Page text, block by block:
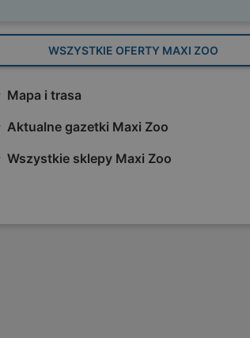
WSZYSTKIE OFERTY MAXI ZOO
Mapa i trasa
Aktualne gazetki Maxi Zoo
Wszystkie sklepy Maxi Zoo